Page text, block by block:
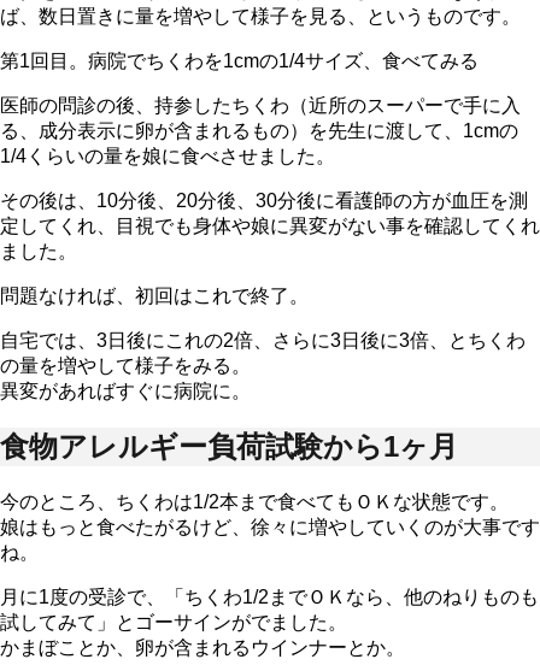
ば、数日置きに量を増やして様子を見る、というものです。
第1回目。病院でちくわを1cmの1/4サイズ、食べてみる
医師の問診の後、持参したちくわ（近所のスーパーで手に入
る、成分表示に卵が含まれるもの）を先生に渡して、1cmの
1/4くらいの量を娘に食べさせました。
その後は、10分後、20分後、30分後に看護師の方が血圧を測
定してくれ、目視でも身体や娘に異変がない事を確認してくれ
ました。
問題なければ、初回はこれで終了。
自宅では、3日後にこれの2倍、さらに3日後に3倍、とちくわ
の量を増やして様子をみる。
異変があればすぐに病院に。
食物アレルギー負荷試験から1ヶ月
今のところ、ちくわは1/2本まで食べてもＯＫな状態です。
娘はもっと食べたがるけど、徐々に増やしていくのが大事です
ね。
月に1度の受診で、「ちくわ1/2までＯＫなら、他のねりものも
試してみて」とゴーサインがでました。
かまぼことか、卵が含まれるウインナーとか。